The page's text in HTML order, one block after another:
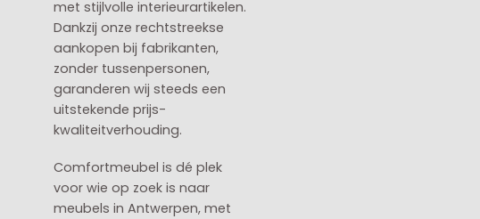
met stijlvolle interieurartikelen.
Dankzij onze rechtstreekse
aankopen bij fabrikanten,
zonder tussenpersonen,
garanderen wij steeds een
uitstekende prijs-
kwaliteitverhouding.
Comfortmeubel is dé plek
voor wie op zoek is naar
meubels in Antwerpen, met